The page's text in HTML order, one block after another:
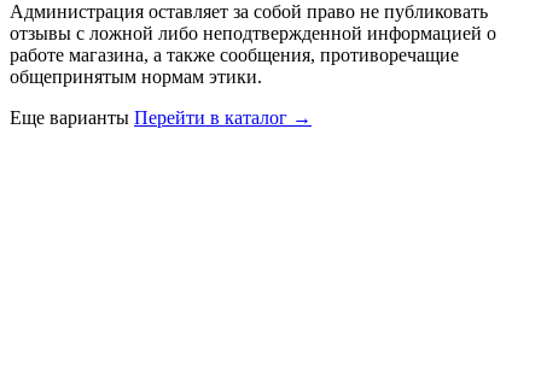
Администрация оставляет за собой право не публиковать
отзывы с ложной либо неподтвержденной информацией о
работе магазина, а также сообщения, противоречащие
общепринятым нормам этики.
Еще варианты Перейти в каталог →